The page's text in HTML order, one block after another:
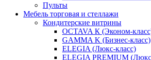
Пульты
Мебель торговая и стеллажи
Кондитерские витрины
OCTAVA К (Эконом-
GAMMA K (Бизнес-класс)
ELEGIA (Люкс-класс)
ELEGIA PREMIUM